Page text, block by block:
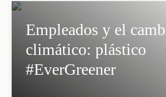
Empleados y el
climático: plástico
#EverGreener